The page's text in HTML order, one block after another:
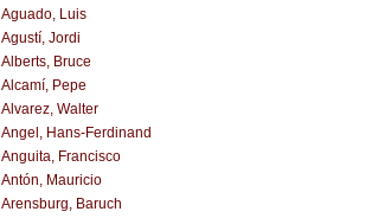
Aguado, Luis
Agustí, Jordi
Alberts, Bruce
Alcamí, Pepe
Alvarez, Walter
Angel, Hans-Ferdinand
Anguita, Francisco
Antón, Mauricio
Arensburg, Baruch